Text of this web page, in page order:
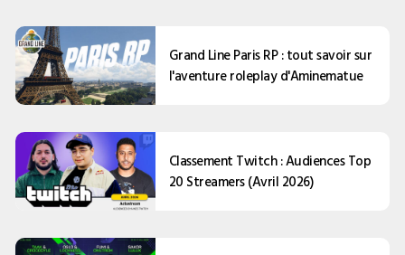
Grand Line Paris RP : tout savoir sur
l'aventure roleplay d'Aminematue
Classement Twitch : Audiences Top
20 Streamers (Avril 2026)